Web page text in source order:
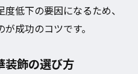
低下の要因になるため、
成功のコツです。
装飾の選び方